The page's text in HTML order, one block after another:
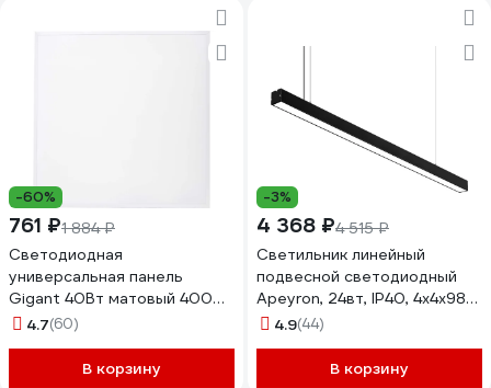
-60%
761 ₽1 884 ₽
Светодиодная
универсальная панель
Gigant 40Вт матовый 4000К
3600Лм IP40 (с драйвером)
4.7(60)
В корзину
-3%
4 368 ₽4 515 ₽
Светильник линейный
подвесной светодиодный
Apeyron, 24вт, IP40, 4х4х98
см, цвет - черный / 30-10
4.9(44)
В корзину